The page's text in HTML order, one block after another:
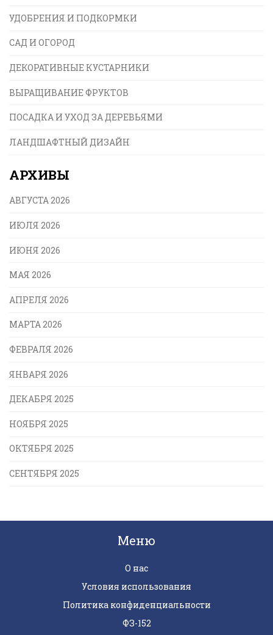
УДОБРЕНИЯ И ПОДКОРМКИ
САД И ОГОРОД
ДЕКОРАТИВНЫЕ КУСТАРНИКИ
ВЫРАЩИВАНИЕ ФРУКТОВ
ПОСАДКА И УХОД ЗА ДЕРЕВЬЯМИ
ЛАНДШАФТНЫЙ ДИЗАЙН
АРХИВЫ
АВГУСТА 2026
ИЮЛЯ 2026
ИЮНЯ 2026
МАЯ 2026
АПРЕЛЯ 2026
МАРТА 2026
ФЕВРАЛЯ 2026
ЯНВАРЯ 2026
ДЕКАБРЯ 2025
НОЯБРЯ 2025
ОКТЯБРЯ 2025
СЕНТЯБРЯ 2025
Меню
О нас
Условия использования
Политика конфиденциальности
ФЗ-152